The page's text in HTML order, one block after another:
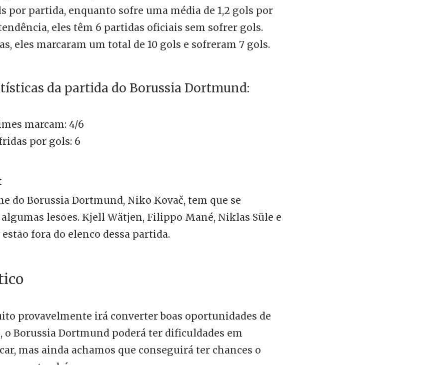
por partida, enquanto sofre uma média de 1,2 gols por
eles têm 6 partidas oficiais sem sofrer gols.
eles marcaram um total de 10 gols e sofreram 7 gols.
da partida do Borussia Dortmund:
marcam: 4/6
por gols: 6
do Borussia Dortmund, Niko Kovač, tem que se
lesões. Kjell Wätjen, Filippo Mané, Niklas Süle e
fora do elenco dessa partida.
provavelmente irá converter boas oportunidades de
o Borussia Dortmund poderá ter dificuldades em
mas ainda achamos que conseguirá ter chances o